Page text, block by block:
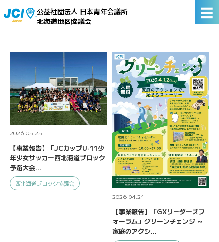
公益社団法人 日本青年会議所
北海道地区協議会
☰
2026.05.25
【事業報告】「JCカップU-11少
年少女サッカー西北海道ブロック
予選大会…
西北海道ブロック協議会
2026.04.21
【事業報告】「GXリーダーズフ
ォーラム」グリーンチェンジ ～
家庭のアクシ…